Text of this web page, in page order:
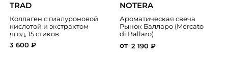
TRAD
Коллаген с гиалуроновой
кислотой и экстрактом
ягод, 15 стиков
3 600 ₽
NOTERA
Ароматическая свеча
Рынок Балларо (Mercato
di Ballaro)
от 2 190 ₽